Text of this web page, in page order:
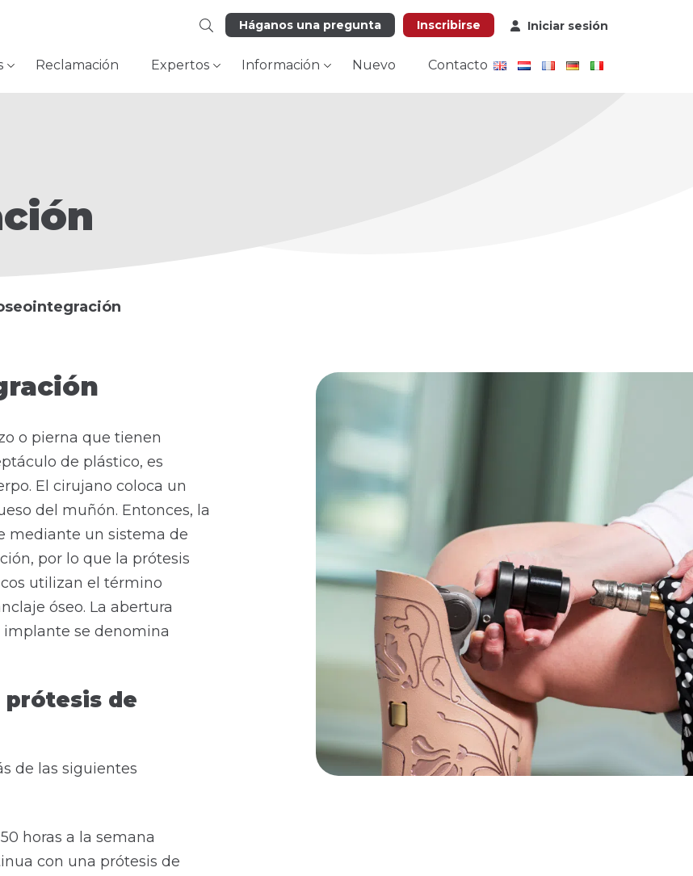
Háganos una pregunta Inscribirse Iniciar sesión
Reclamación Expertos Información Nuevo Contacto
o pierna que tienen
de plástico, es
El cirujano coloca un
del muñón. Entonces, la
mediante un sistema de
por lo que la prótesis
utilizan el término
óseo. La abertura
implante se denomina
prótesis de
de las siguientes
horas a la semana
con una prótesis de